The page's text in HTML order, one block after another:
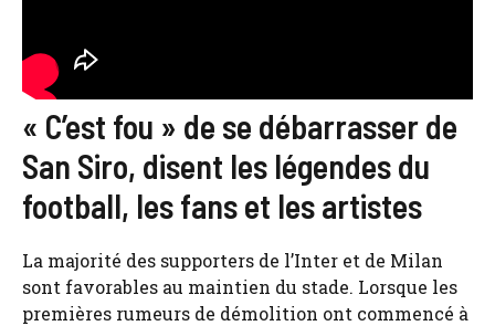
« C’est fou » de se débarrasser de
San Siro, disent les légendes du
football, les fans et les artistes
La majorité des supporters de l’Inter et de Milan
sont favorables au maintien du stade. Lorsque les
premières rumeurs de démolition ont commencé à